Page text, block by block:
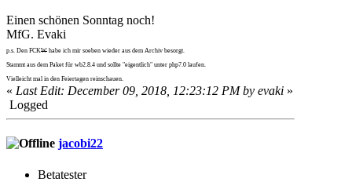
Einen schönen Sonntag noch!
MfG. Evaki
p.s. Den FCKW habe ich mir soeben wieder aus dem Archiv besorgt.
Stammt aus dem Paket für wb2.8.4 und sollte "eigentlich" unter php7.0 laufen.
Vielleicht mal in den Feiertagen reinschauen.
« Last Edit: December 09, 2018, 12:23:12 PM by evaki »
Logged
jacobi22
Betatester